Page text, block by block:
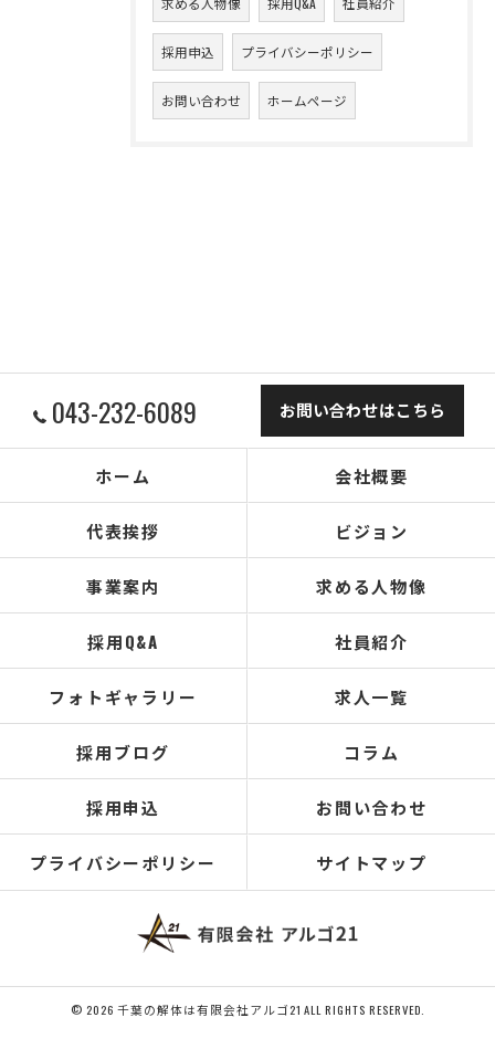
採用申込 プライバシーポリシー
お問い合わせ ホームページ
043-232-6089 お問い合わせはこちら
ホーム 会社概要
代表挨拶 ビジョン
事業案内 求める人物像
採用Q&A 社員紹介
フォトギャラリー 求人一覧
採用ブログ コラム
採用申込 お問い合わせ
プライバシーポリシー サイトマップ
© 2026 千葉の解体は有限会社アルゴ21 ALL RIGHTS RESERVED.